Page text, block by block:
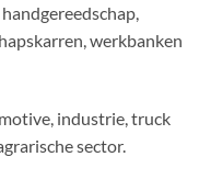
werkbanken
industrie, truck
sector.